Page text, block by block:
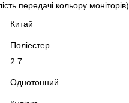
передачі кольору моніторів).
Китай
Поліестер
2.7
Однотонний